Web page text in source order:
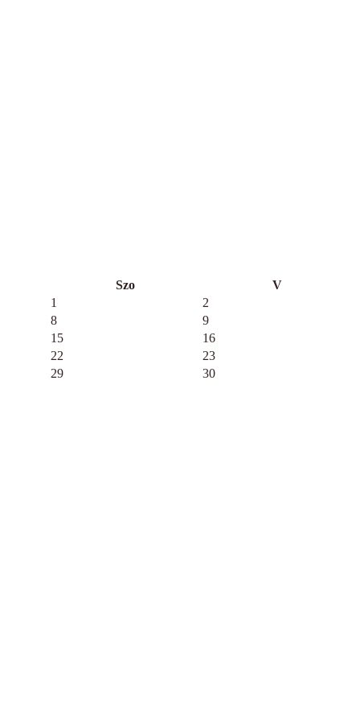
Szo
V
1
2
8
9
15
16
22
23
29
30